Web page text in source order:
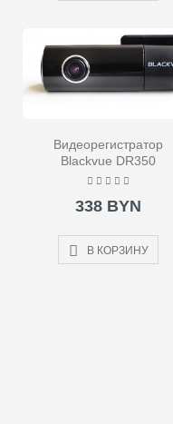
Видеорегистратор
Blackvue DR350
338 BYN
В КОРЗИНУ